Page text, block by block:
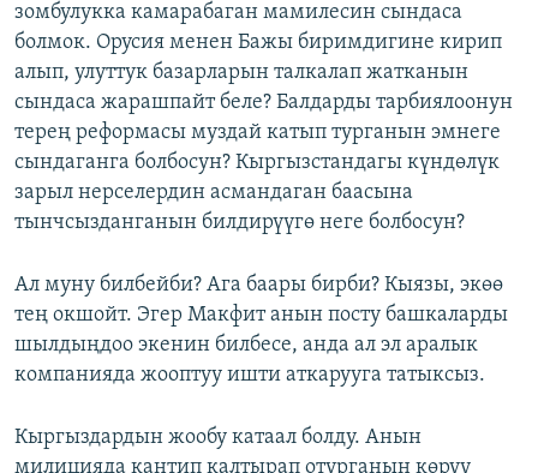
зомбулукка камарабаган мамилесин сындаса
болмок. Орусия менен Бажы биримдигине кирип
алып, улуттук базарларын талкалап жатканын
сындаса жарашпайт беле? Балдарды тарбиялоонун
терең реформасы муздай катып турганын эмнеге
сындаганга болбосун? Кыргызстандагы күндөлүк
зарыл нерселердин асмандаган баасына
тынчсызданганын билдирүүгө неге болбосун?
Ал муну билбейби? Ага баары бирби? Кыязы, экөө
тең окшойт. Эгер Макфит анын посту башкаларды
шылдыңдоо экенин билбесе, анда ал эл аралык
компанияда жооптуу ишти аткарууга татыксыз.
Кыргыздардын жообу катаал болду. Анын
милицияда кантип калтырап отурганын көрүү